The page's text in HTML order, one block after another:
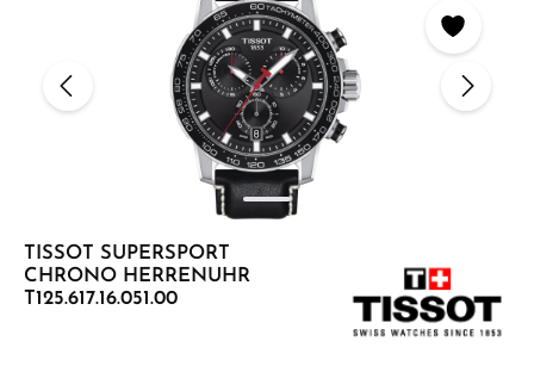
TISSOT SUPERSPORT
CHRONO HERRENUHR
T125.617.16.051.00